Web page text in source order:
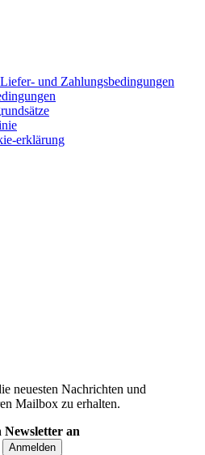
und Zahlungsbedingungen
erklärung
neuesten Nachrichten und
Mailbox zu erhalten.
Newsletter an
Anmelden